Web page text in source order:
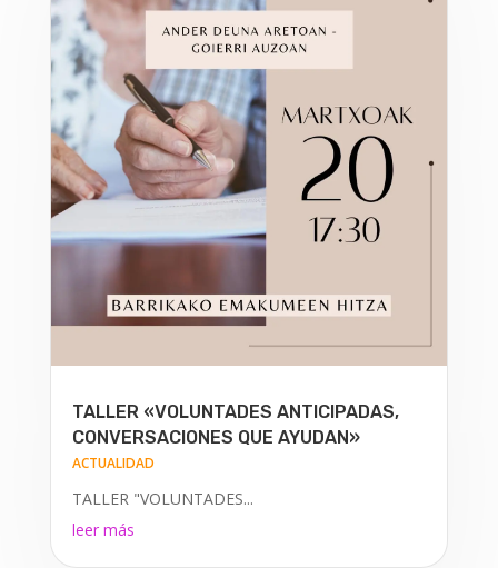
TALLER «VOLUNTADES ANTICIPADAS,
CONVERSACIONES QUE AYUDAN»
ACTUALIDAD
TALLER "VOLUNTADES...
leer más